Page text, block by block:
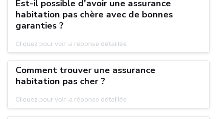
Est-il possible d'avoir une assurance
habitation pas chère avec de bonnes
garanties ?
Cliquez pour voir la réponse détaillée
Comment trouver une assurance
habitation pas cher ?
Cliquez pour voir la réponse détaillée